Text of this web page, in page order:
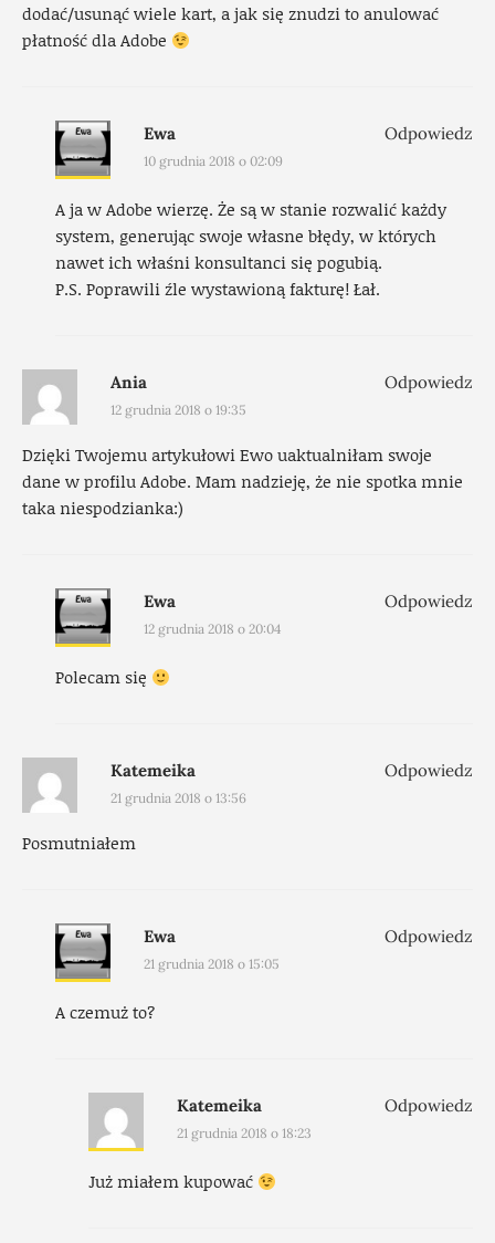
dodać/usunąć wiele kart, a jak się znudzi to anulować
płatność dla Adobe
Ewa
10 grudnia 2018 o 02:09
A ja w Adobe wierzę. Że są w stanie rozwalić każdy
system, generując swoje własne błędy, w których
nawet ich właśni konsultanci się pogubią.
P.S. Poprawili źle wystawioną fakturę! Łał.
Odpowiedz
Ania
12 grudnia 2018 o 19:35
Dzięki Twojemu artykułowi Ewo uaktualniłam swoje
dane w profilu Adobe. Mam nadzieję, że nie spotka mnie
taka niespodzianka:)
Odpowiedz
Ewa
12 grudnia 2018 o 20:04
Polecam się
Odpowiedz
Katemeika
21 grudnia 2018 o 13:56
Posmutniałem
Odpowiedz
Ewa
21 grudnia 2018 o 15:05
A czemuż to?
Odpowiedz
Katemeika
21 grudnia 2018 o 18:23
Już miałem kupować
Odpowiedz